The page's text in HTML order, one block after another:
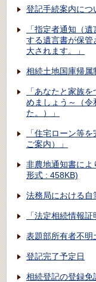
登記手続案内につ
「指定者通知（
する遺言書が保管
大されます。」
相続土地国庫帰属
「あなたと家族
めましょう～（令
た。）」
「住宅ローン等
ご案内）」
非農地通知書によ
形式 : 458KB)
法務局における自
「法定相続情報
表題部所有者不明
登記完了予定日
相続登記の登録免